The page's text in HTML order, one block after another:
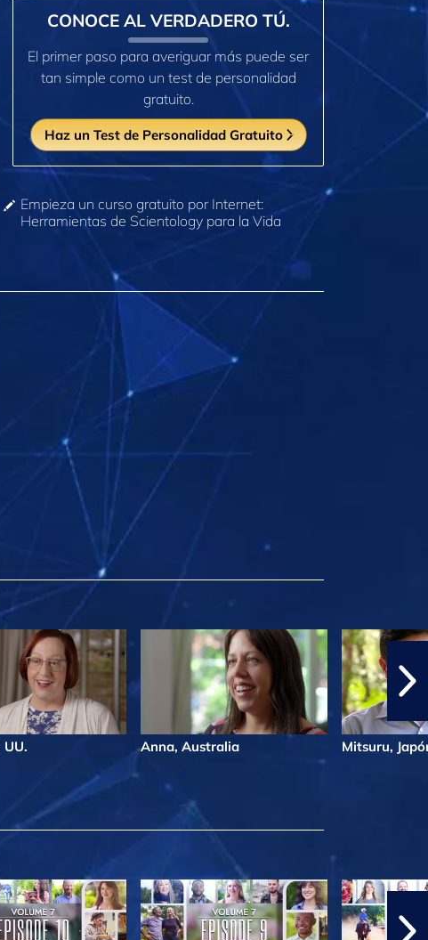
CONOCE AL VERDADERO TÚ.
El primer paso para averiguar más puede ser
tan simple como un test de personalidad
gratuito.
Haz un Test de Personalidad Gratuito
Empieza un curso gratuito por Internet:
Herramientas de Scientology para la Vida
UU. Anna, Australia Mitsuru,